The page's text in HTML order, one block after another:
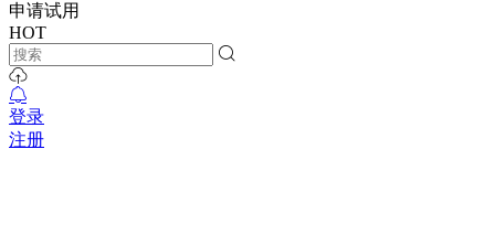
申请试用
HOT
登录
注册